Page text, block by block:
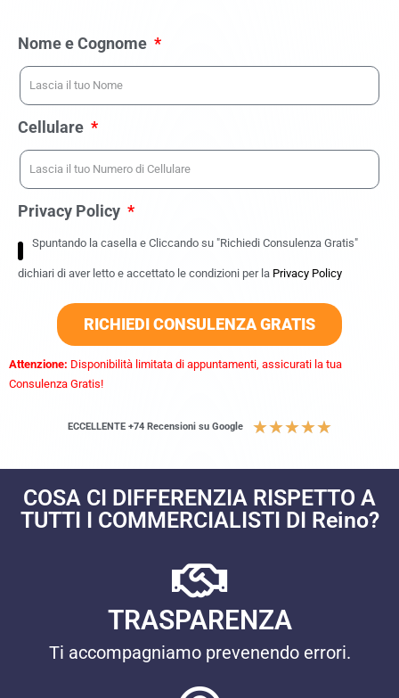
Nome e Cognome
Cellulare
Privacy Policy
Spuntando la casella e Cliccando su "Richiedi Consulenza Gratis"
dichiari di aver letto e accettato le condizioni per la Privacy Policy
RICHIEDI CONSULENZA GRATIS
Attenzione: Disponibilità limitata di appuntamenti, assicurati la tua
Consulenza Gratis!
ECCELLENTE +74 Recensioni su Google ★★★★★
COSA CI DIFFERENZIA RISPETTO A
TUTTI I COMMERCIALISTI DI Reino?
TRASPARENZA
Ti accompagniamo prevenendo errori.